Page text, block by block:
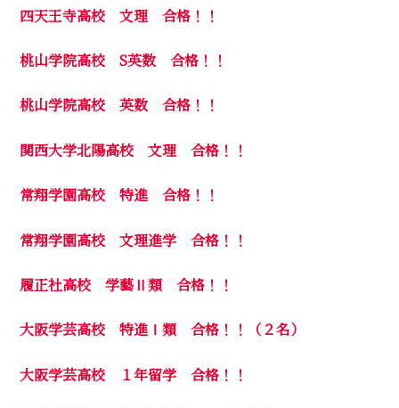
四天王寺高校 文理 合格！！
桃山学院高校 S英数 合格！！
桃山学院高校 英数 合格！！
関西大学北陽高校 文理 合格！！
常翔学園高校 特進 合格！！
常翔学園高校 文理進学 合格！！
履正社高校 学藝Ⅱ類 合格！！
大阪学芸高校 特進Ⅰ類 合格！！（２名）
大阪学芸高校 １年留学 合格！！